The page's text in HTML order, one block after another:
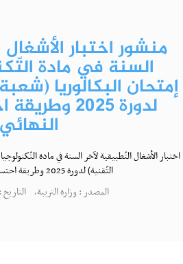
منشور اختبار
السنة في مادة
إمتحان البكالوريا
لدورة 2025
النهائي
اختبار الأشغال التّطبيقية لآخر السنة في مادة
التّقنية) لدورة 2025 وطريقة احتساب العدد النهائي
المصدر : وزارة التربية, التاريخ : 09-01-2025